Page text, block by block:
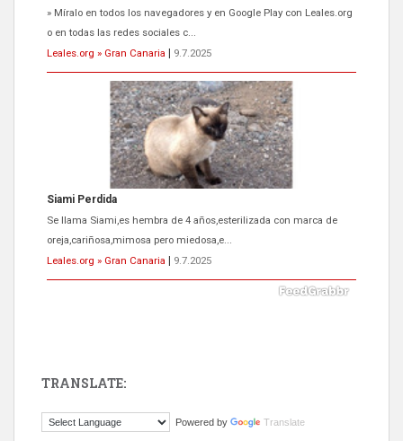
» Míralo en todos los navegadores y en Google Play con Leales.org
o en todas las redes sociales c...
Leales.org » Gran Canaria
9.7.2025
Siami Perdida
Se llama Siami,es hembra de 4 años,esterilizada con marca de
oreja,cariñosa,mimosa pero miedosa,e...
Leales.org » Gran Canaria
9.7.2025
El ayuntamiento se va a llevar a Los Gatos callejeros de la zona los
TRANSLATE:
Powered by Translate